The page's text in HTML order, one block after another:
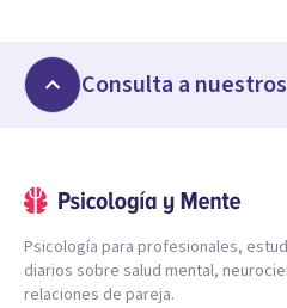
Consulta a
Psicología para profesionales,
diarios sobre salud mental,
relaciones de pareja.